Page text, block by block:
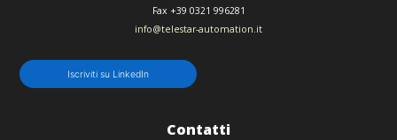
Contatti
Fax +39 0321 996281
info@telestar-automation.it
Iscriviti su LinkedIn